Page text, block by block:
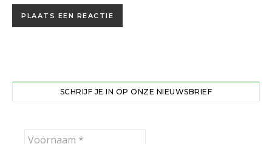
SCHRIJF JE IN OP ONZE NIEUWSBRIEF